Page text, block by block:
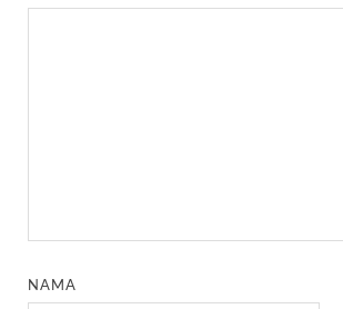
NAMA